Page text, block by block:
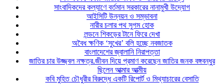
সাংবাদিকদের কল্যাণে বর্তমান সরকারের নানামুখী উদ্যোগ
আইসিটি উন্নয়ন ও সম্ভাবনা
নারীর চলার পথ সুগম হোক
লন্ডনে শিকড়ের টানে ফিরে দেখা
অবৈধ ক্ষণিক ‘সুখের’ বলি হচ্ছে নবজাতক
বাংলাদেশের জ্বালানি নিরাপত্তা
জাতির চার উজ্জ্বল নক্ষত্র.জীবন দিয়ে প্রমাণ করেছেন জাতির জনক বঙ্গবন্ধুর
ছিলেন আত্মার আত্মীয়
কবি মুহিত চৌধুরীর বিরুদ্ধে একটি রিপোর্ট ও মিথ্যাচারের বেসাতি